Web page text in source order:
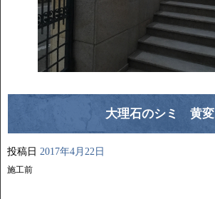
大理石のシミ 黄変
投稿日 2017年4月22日
施工前